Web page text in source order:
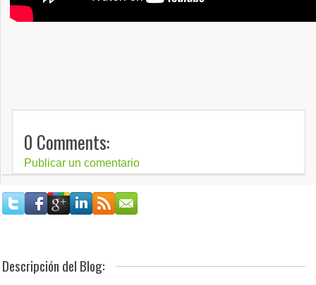
0 Comments:
Publicar un comentario
Descripción del Blog: